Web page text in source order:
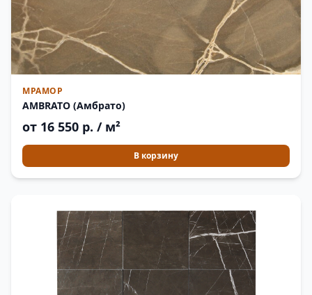
МРАМОР
AMBRATO (Амбрато)
от 16 550 р. / м²
В корзину